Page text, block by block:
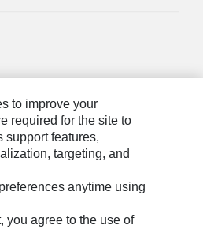
to improve your
required for the site to
support features,
targeting, and
anytime using
you agree to the use of